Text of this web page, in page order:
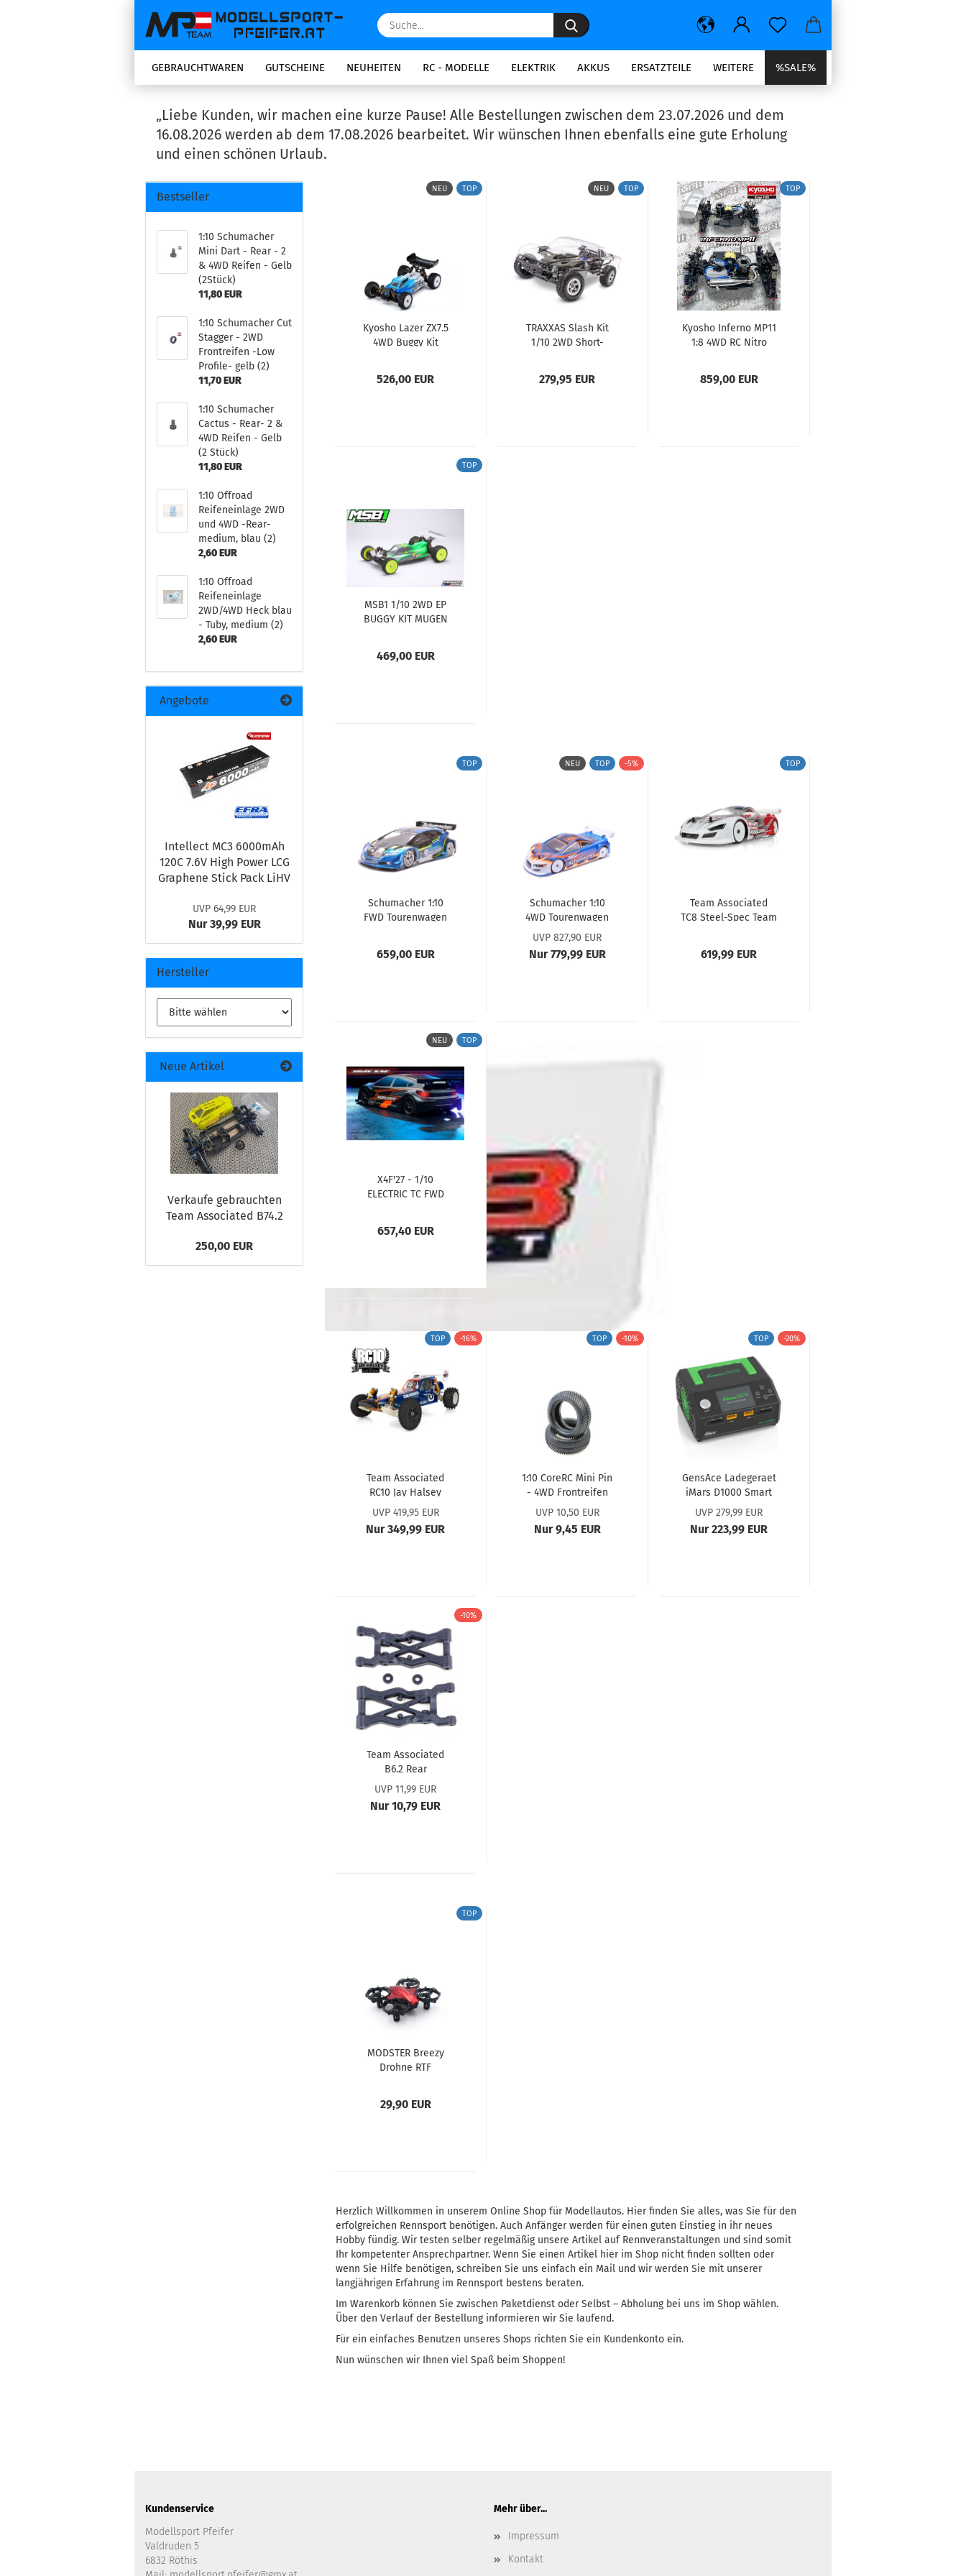
Suche...
GEBRAUCHTWAREN GUTSCHEINE NEUHEITEN RC - MODELLE ELEKTRIK AKKUS ERSATZTEILE %SALE%
WEITERE
„Liebe Kunden, wir machen eine kurze Pause! Alle Bestellungen zwischen dem 23.07.2026 und dem
16.08.2026 werden ab dem 17.08.2026 bearbeitet. Wir wünschen Ihnen ebenfalls eine gute Erholung
und einen schönen Urlaub.
NEU TOP
Kyosho Lazer ZX7.5
4WD Buggy Kit
526,00 EUR
NEU TOP
TRAXXAS Slash Kit
1/10 2WD Short-
279,95 EUR
TOP
Kyosho Inferno MP11
1:8 4WD RC Nitro
859,00 EUR
TOP
MSB1 1/10 2WD EP
BUGGY KIT MUGEN
469,00 EUR
TOP
Schumacher 1:10
FWD Tourenwagen
659,00 EUR
NEU TOP -5%
Schumacher 1:10
4WD Tourenwagen
Mi10 - Stahl...
UVP 827,90 EUR
Nur 779,99 EUR
TOP
Team Associated
TC8 Steel-Spec Team
619,99 EUR
NEU TOP
X4F'27 - 1/10
ELECTRIC TC FWD
657,40 EUR
TOP -16%
Team Associated
RC10 Jay Halsey
Edition Kit...
UVP 419,95 EUR
Nur 349,99 EUR
TOP -10%
1:10 CoreRC Mini Pin
- 4WD Frontreifen
2,2",...
UVP 10,50 EUR
Nur 9,45 EUR
TOP -20%
GensAce Ladegeraet
iMars D1000 Smart
Dual...
UVP 279,99 EUR
Nur 223,99 EUR
-10%
Team Associated
B6.2 Rear
Suspension Arms,...
UVP 11,99 EUR
Nur 10,79 EUR
TOP
MODSTER Breezy
Drohne RTF
29,90 EUR
Herzlich Willkommen in unserem Online Shop für Modellautos. Hier finden Sie alles, was Sie für den
erfolgreichen Rennsport benötigen. Auch Anfänger werden für einen guten Einstieg in ihr neues
Hobby fündig. Wir testen selber regelmäßig unsere Artikel auf Rennveranstaltungen und sind somit
Ihr kompetenter Ansprechpartner. Wenn Sie einen Artikel hier im Shop nicht finden sollten oder
wenn Sie Hilfe benötigen, schreiben Sie uns einfach ein Mail und wir werden Sie mit unserer
langjährigen Erfahrung im Rennsport bestens beraten.
Im Warenkorb können Sie zwischen Paketdienst oder Selbst – Abholung bei uns im Shop wählen.
Über den Verlauf der Bestellung informieren wir Sie laufend.
Für ein einfaches Benutzen unseres Shops richten Sie ein Kundenkonto ein.
Nun wünschen wir Ihnen viel Spaß beim Shoppen!
Bestseller
1:10 Schumacher
Mini Dart - Rear - 2
& 4WD Reifen - Gelb
(2Stück)
11,80 EUR
1:10 Schumacher Cut
Stagger - 2WD
Frontreifen -Low
Profile- gelb (2)
11,70 EUR
1:10 Schumacher
Cactus - Rear- 2 &
4WD Reifen - Gelb
(2 Stück)
11,80 EUR
1:10 Offroad
Reifeneinlage 2WD
und 4WD -Rear-
medium, blau (2)
2,60 EUR
1:10 Offroad
Reifeneinlage
2WD/4WD Heck blau
- Tuby, medium (2)
2,60 EUR
Angebote
Intellect MC3 6000mAh
120C 7.6V High Power LCG
Graphene Stick Pack LiHV
UVP 64,99 EUR
Nur 39,99 EUR
Hersteller
Neue Artikel
Verkaufe gebrauchten
Team Associated B74.2
250,00 EUR
Kundenservice
Modellsport Pfeifer
Valdruden 5
6832 Röthis
Mehr über...
Impressum
Kontakt